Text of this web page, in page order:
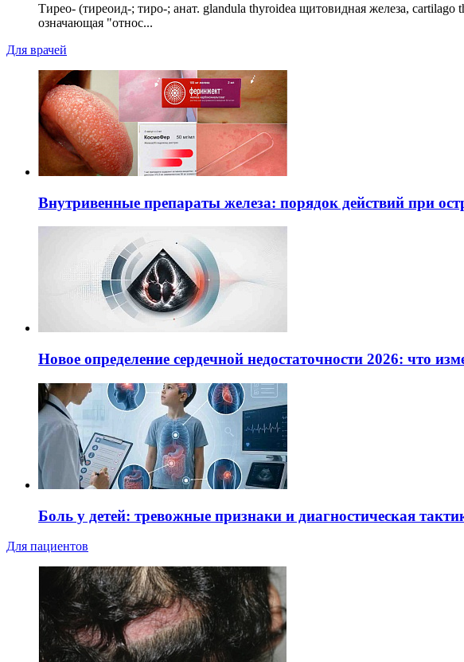
Тирео- (тиреоид-; тиро-; анат. glandula thyroidea щитовидная железа,
означающая "относ...
Для врачей
Внутривенные препараты железа: порядок действий при
Новое определение сердечной недостаточности 2026: что
Боль у детей: тревожные признаки и диагностическая
Для пациентов